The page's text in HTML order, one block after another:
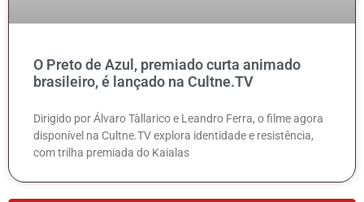
O Preto de Azul, premiado curta animado
brasileiro, é lançado na Cultne.TV
Dirigido por Álvaro Tàllarico e Leandro Ferra, o filme agora
disponível na Cultne.TV explora identidade e resistência,
com trilha premiada do Kaialas